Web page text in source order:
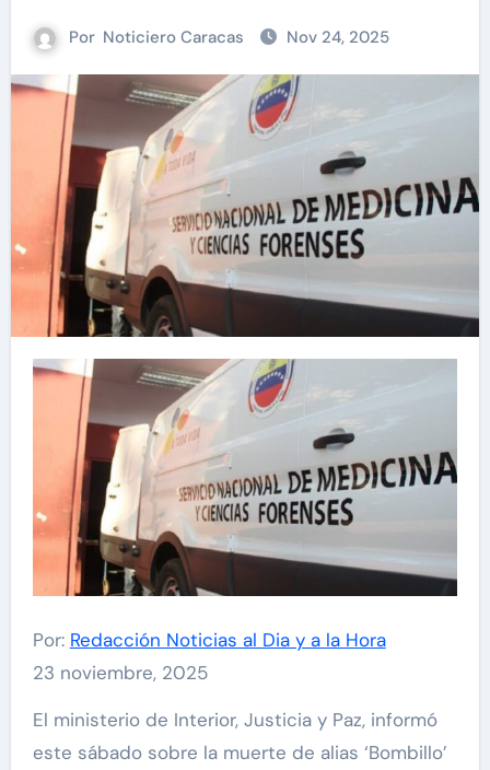
Por Noticiero Caracas Nov 24, 2025
Por: Redacción Noticias al Dia y a la Hora
23 noviembre, 2025
El ministerio de Interior, Justicia y Paz, informó
este sábado sobre la muerte de alias ‘Bombillo’